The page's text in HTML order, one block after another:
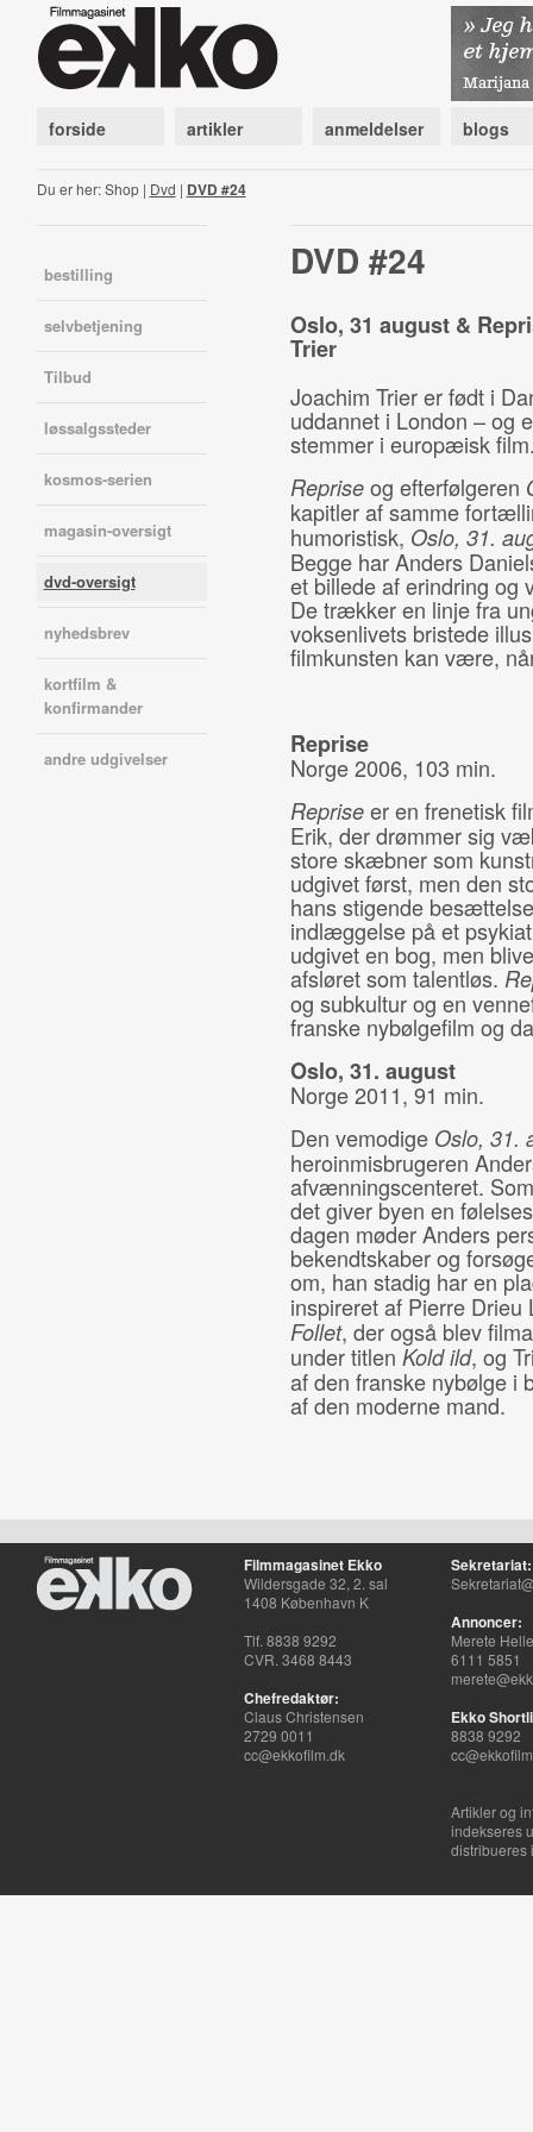
forside artikler anmeldelser blogs
Du er her: Shop | Dvd | DVD #24
bestilling
selvbetjening
Tilbud
løssalgssteder
kosmos-serien
magasin-oversigt
dvd-oversigt
nyhedsbrev
kortfilm &
konfirmander
andre udgivelser
DVD #24
Oslo, 31 august &
Trier
Joachim Trier er født i
uddannet i London – og
stemmer i europæisk
Repriseog efterfølgeren
kapitler af samme
humoristisk, Oslo, 31.
Begge har Anders
et billede af erindring og
De trækker en linje fra
voksenlivets bristede
filmkunsten kan være,
Reprise
Norge 2006, 103 min.
Repriseer en frenetisk
Erik, der drømmer sig
store skæbner som
udgivet først, men den
hans stigende
indlæggelse på et
udgivet en bog, men
afsløret som talentløs.
og subkultur og en
franske nybølgefilm og
Oslo, 31. august
Norge 2011, 91 min.
Den vemodige Oslo, 31.
heroinmisbrugeren
afvænningscenteret.
det giver byen en
dagen møder Anders
bekendtskaber og
om, han stadig har en
inspireret af Pierre
Follet, der også blev
under titlen Kold ild, og
af den franske nybølge i
af den moderne mand.
Filmmagasinet Ekko
Wildersgade 32, 2. sal
1408 København K
Tlf. 8838 9292
CVR. 3468 8443
Chefredaktør:
Claus Christensen
2729 0011
cc@ekkofilm.dk
Sekretariat:
Annoncer:
Merete
6111 5851
Ekko
8838 9292
Artikler og
indekseres
distribueres